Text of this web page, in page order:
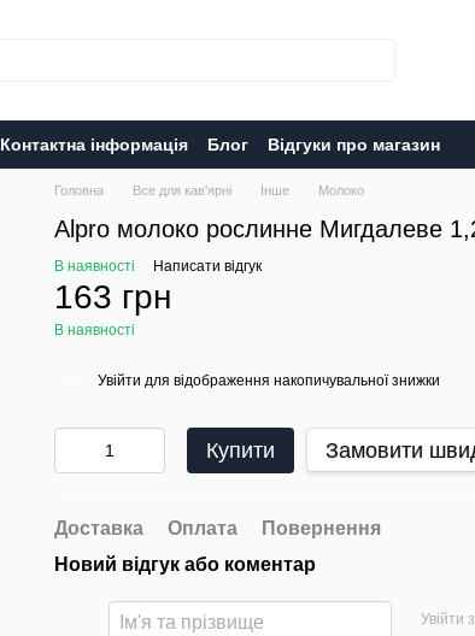
Контактна інформація Блог Відгуки про магазин
Головна Все для кав'ярні Інше Молоко
Alpro молоко рослинне Мигдалеве
В наявності Написати відгук
163 грн
В наявності
Увійти для відображення накопичувальної знижки
Купити Замовити
Доставка Оплата
Повернення
Новий відгук або коментар
Увійти